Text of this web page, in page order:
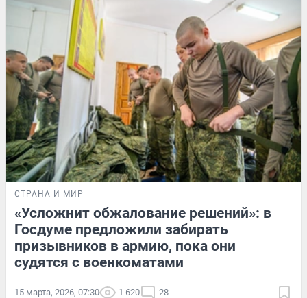
СТРАНА И МИР
«Усложнит обжалование решений»: в
Госдуме предложили забирать
призывников в армию, пока они
судятся с военкоматами
15 марта, 2026, 07:30 1 620 28